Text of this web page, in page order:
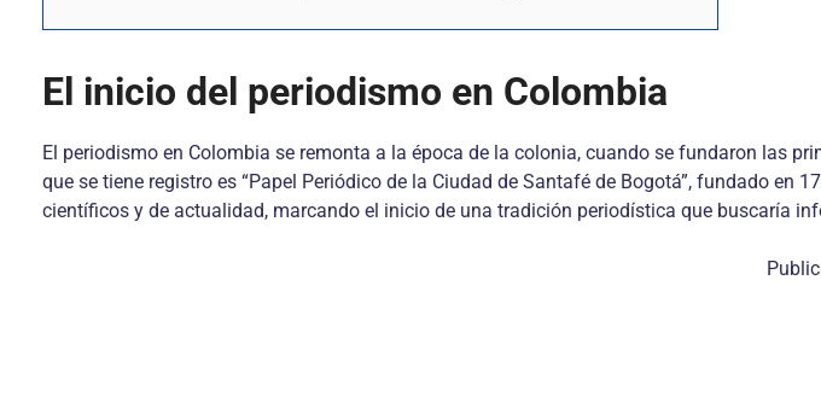
El inicio del periodismo en Colombia
El periodismo en Colombia se remonta a la época de la colonia, cuando se fundaron las
que se tiene registro es “Papel Periódico de la Ciudad de Santafé de Bogotá”, fundado en
científicos y de actualidad, marcando el inicio de una tradición periodística que buscaría